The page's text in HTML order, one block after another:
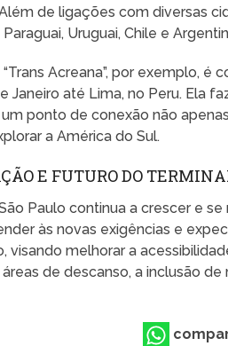
de ligações com diversas
Uruguai, Chile e
Acreana”, por exemplo,
Janeiro até Lima, no Peru. Ela
ponto de conexão não
a América do Sul.
E FUTURO DO
Paulo continua a crescer e
às novas exigências e
visando melhorar a
de descanso, a inclusão